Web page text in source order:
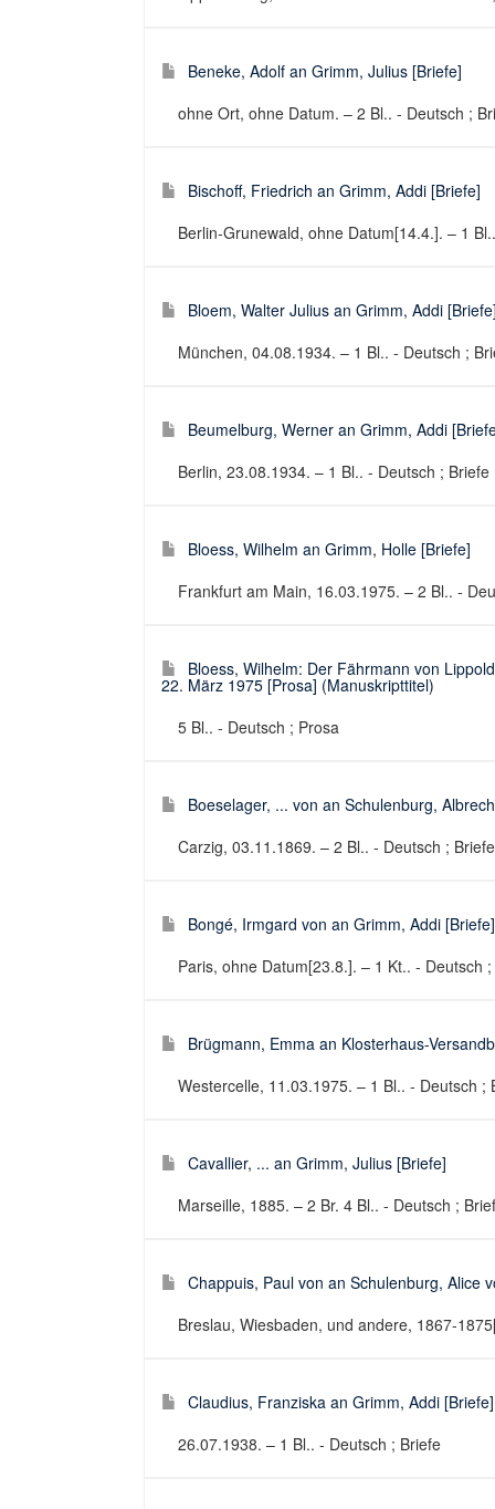
Beneke, Adolf an Grimm, Julius [Briefe]
ohne Ort, ohne Datum. – 2 Bl.. - Deutsch ;
Bischoff, Friedrich an Grimm, Addi [Briefe]
Berlin-Grunewald, ohne Datum[14.4.]. – 1
Bloem, Walter Julius an Grimm, Addi
München, 04.08.1934. – 1 Bl.. - Deutsch ;
Beumelburg, Werner an Grimm, Addi
Berlin, 23.08.1934. – 1 Bl.. - Deutsch ; Briefe
Bloess, Wilhelm an Grimm, Holle [Briefe]
Frankfurt am Main, 16.03.1975. – 2 Bl.. -
Bloess, Wilhelm: Der Fährmann von
22. März 1975 [Prosa] (Manuskripttitel)
5 Bl.. - Deutsch ; Prosa
Boeselager, ... von an Schulenburg,
Carzig, 03.11.1869. – 2 Bl.. - Deutsch ; Briefe
Bongé, Irmgard von an Grimm, Addi [Briefe]
Paris, ohne Datum[23.8.]. – 1 Kt.. - Deutsch
Brügmann, Emma an Klosterhaus-
Westercelle, 11.03.1975. – 1 Bl.. - Deutsch ;
Cavallier, ... an Grimm, Julius [Briefe]
Marseille, 1885. – 2 Br. 4 Bl.. - Deutsch ;
Chappuis, Paul von an Schulenburg, Alice
Breslau, Wiesbaden, und andere, 1867-
Claudius, Franziska an Grimm, Addi [Briefe]
26.07.1938. – 1 Bl.. - Deutsch ; Briefe